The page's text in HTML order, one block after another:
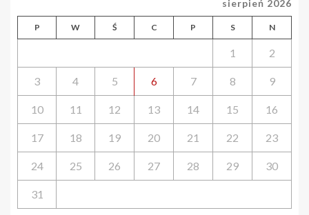
sierpień 2026
P W Ś C P S N
1 2
3 4 5 6 7 8 9
10 11 12 13 14 15 16
17 18 19 20 21 22 23
24 25 26 27 28 29 30
31